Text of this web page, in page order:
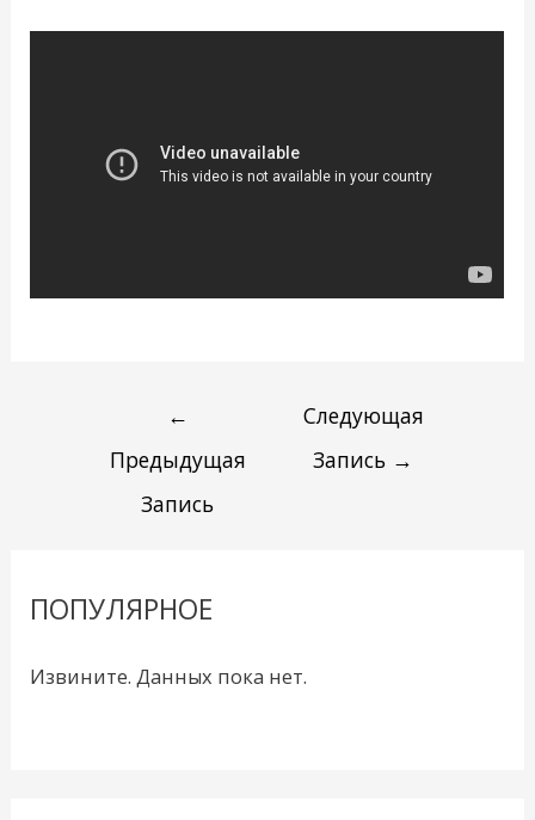
←
Предыдущая
Запись
Следующая
Запись →
ПОПУЛЯРНОЕ
Извините. Данных пока нет.